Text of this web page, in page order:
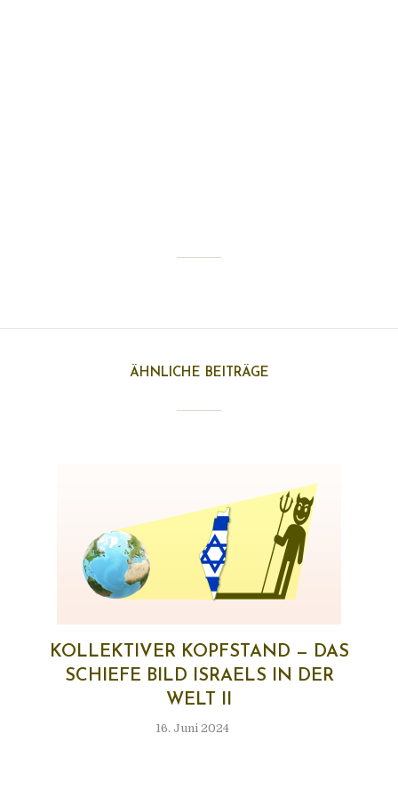
ÄHNLICHE BEITRÄGE
KOL­LEK­TI­VER KOPF­STAND — DAS
SCHIE­FE BILD ISRA­ELS IN DER
WELT II
16. Juni 2024